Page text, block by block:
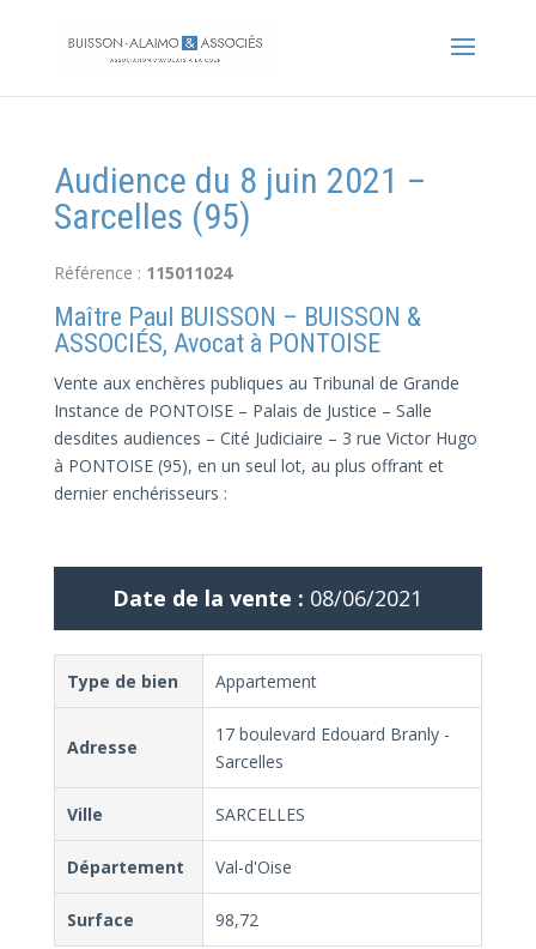
Audience du 8 juin 2021 –
Sarcelles (95)
Référence : 115011024
Maître Paul BUISSON – BUISSON &
ASSOCIÉS, Avocat à PONTOISE
Vente aux enchères publiques au Tribunal de Grande
Instance de PONTOISE – Palais de Justice – Salle
desdites audiences – Cité Judiciaire – 3 rue Victor Hugo
à PONTOISE (95), en un seul lot, au plus offrant et
dernier enchérisseurs :
Date de la vente : 08/06/2021
Type de bien Appartement
Adresse
17 boulevard Edouard Branly -
Sarcelles
Ville SARCELLES
Département Val-d'Oise
Surface 98,72